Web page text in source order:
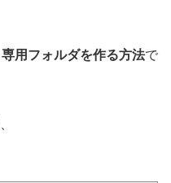
用フォルダを作る方法で